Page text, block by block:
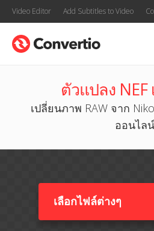
Video Editor Add Subtitles to Video
ตัวแปลง NEF
เปลี่ยนภาพ RAW จาก
ออนไลน์
เลือกไฟล์ต่างๆ​